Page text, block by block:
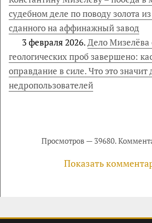
судебном деле по поводу золота
сданного на аффинажный завод
3 февраля 2026.Дело Мизелёва
геологических проб завершено:
оправдание в силе. Что это значит
недропользователей
Просмотров — 39680.
Показать